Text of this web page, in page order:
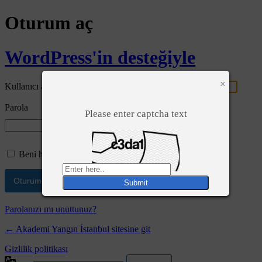
×
Please enter captcha text
Oturum aç
WordPress'in desteğiyle
Kullanıcı adı ya da e-posta adresi
Parola
Beni hatırla
Parolanızı mı unuttunuz?
← Akademi Yangın İstanbul sitesine git
Gizlilik politikası